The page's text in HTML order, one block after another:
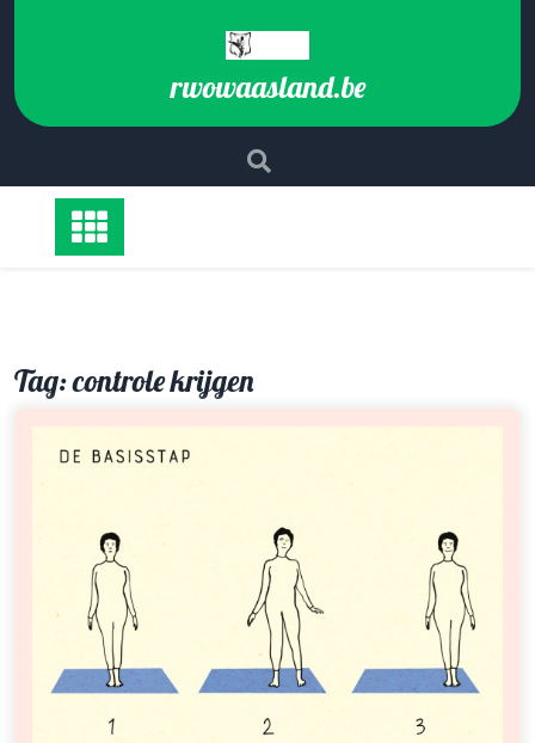
inhoud
rwowaasland.be
Tag:controle krijgen